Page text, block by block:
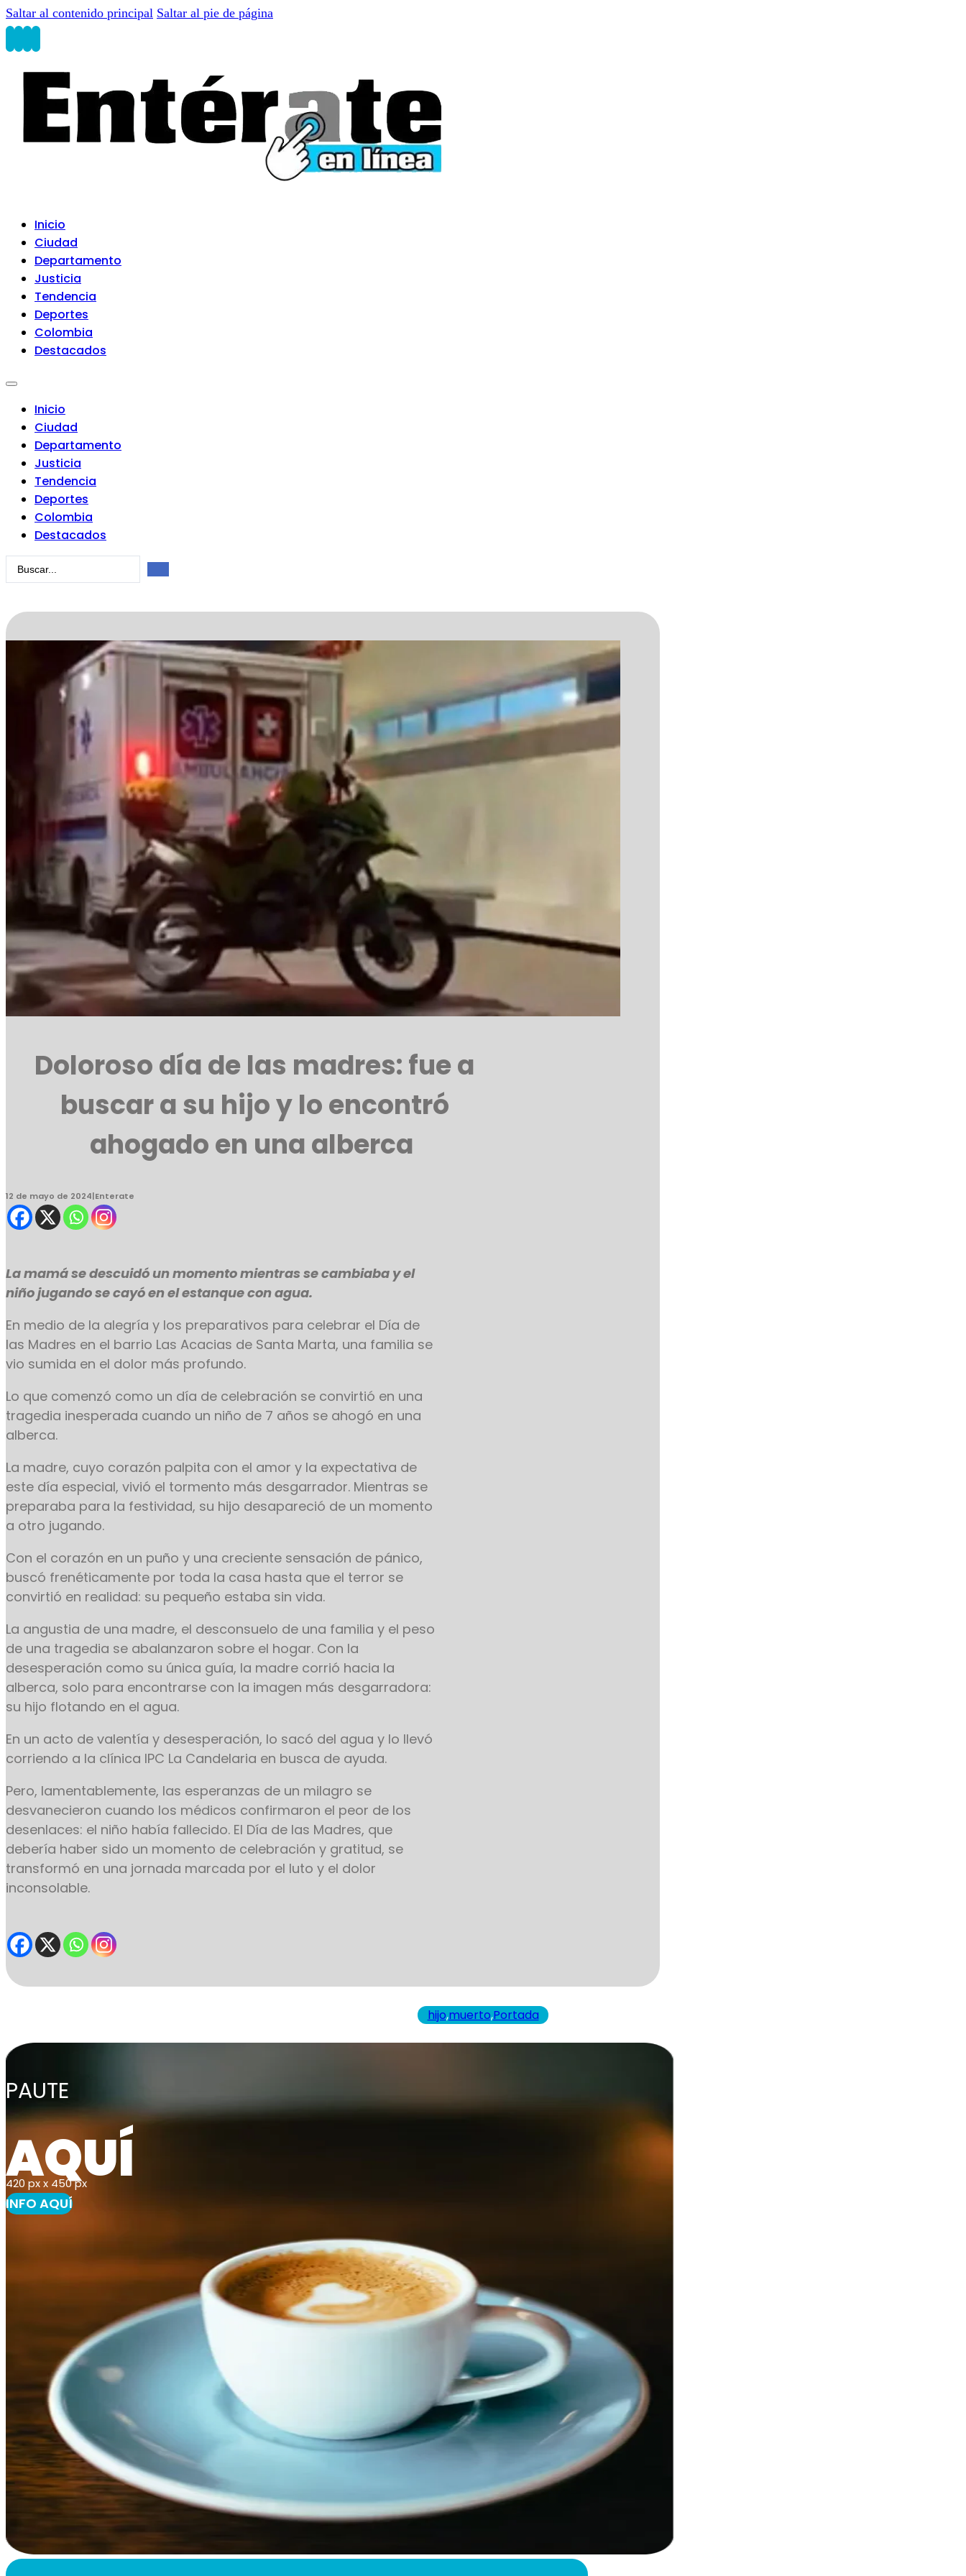
Saltar al contenido principal Saltar al pie de página
Inicio
Ciudad
Departamento
Justicia
Tendencia
Deportes
Colombia
Destacados
Inicio
Ciudad
Departamento
Justicia
Tendencia
Deportes
Colombia
Destacados
Search
Doloroso día de las madres: fue a
buscar a su hijo y lo encontró
ahogado en una alberca
12 de mayo de 2024|Enterate
La mamá se descuidó un momento mientras se cambiaba y el
niño jugando se cayó en el estanque con agua.
En medio de la alegría y los preparativos para celebrar el Día de
las Madres en el barrio Las Acacias de Santa Marta, una familia se
vio sumida en el dolor más profundo.
Lo que comenzó como un día de celebración se convirtió en una
tragedia inesperada cuando un niño de 7 años se ahogó en una
alberca.
La madre, cuyo corazón palpita con el amor y la expectativa de
este día especial, vivió el tormento más desgarrador. Mientras se
preparaba para la festividad, su hijo desapareció de un momento
a otro jugando.
Con el corazón en un puño y una creciente sensación de pánico,
buscó frenéticamente por toda la casa hasta que el terror se
convirtió en realidad: su pequeño estaba sin vida.
La angustia de una madre, el desconsuelo de una familia y el peso
de una tragedia se abalanzaron sobre el hogar. Con la
desesperación como su única guía, la madre corrió hacia la
alberca, solo para encontrarse con la imagen más desgarradora:
su hijo flotando en el agua.
En un acto de valentía y desesperación, lo sacó del agua y lo llevó
corriendo a la clínica IPC La Candelaria en busca de ayuda.
Pero, lamentablemente, las esperanzas de un milagro se
desvanecieron cuando los médicos confirmaron el peor de los
desenlaces: el niño había fallecido. El Día de las Madres, que
debería haber sido un momento de celebración y gratitud, se
transformó en una jornada marcada por el luto y el dolor
inconsolable.
hijo,muerto,Portada
PAUTE
AQUÍ
420 px x 450 px
INFO AQUÍ